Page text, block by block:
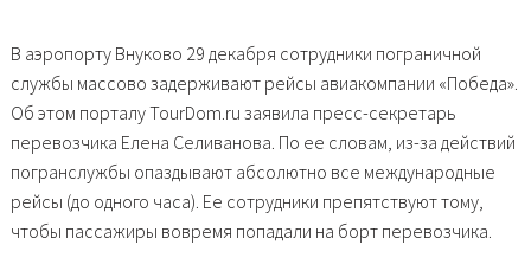
В аэропорту Внуково 29 декабря сотрудники пограничной
службы массово задерживают рейсы авиакомпании «Победа».
Об этом порталу TourDom.ru заявила пресс-секретарь
перевозчика Елена Селиванова. По ее словам, из-за действий
погранслужбы опаздывают абсолютно все международные
рейсы (до одного часа). Ее сотрудники препятствуют тому,
чтобы пассажиры вовремя попадали на борт перевозчика.